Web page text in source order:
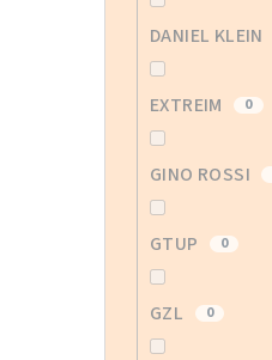
DANIEL KLEIN
EXTREIM 0
GINO ROSSI
GTUP 0
GZL 0